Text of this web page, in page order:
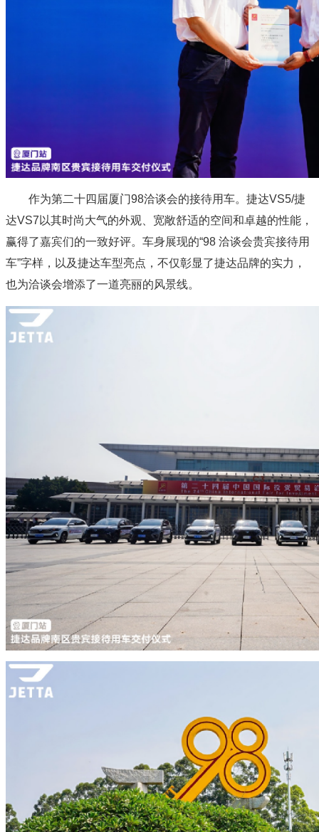
作为第二十四届厦门98洽谈会的接待用车。捷达VS5/捷
达VS7以其时尚大气的外观、宽敞舒适的空间和卓越的性能，
赢得了嘉宾们的一致好评。车身展现的“98 洽谈会贵宾接待用
车”字样，以及捷达车型亮点，不仅彰显了捷达品牌的实力，
也为洽谈会增添了一道亮丽的风景线。